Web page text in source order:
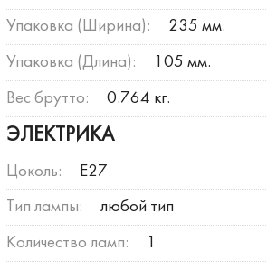
Упаковка (Ширина): 235 мм.
Упаковка (Длина): 105 мм.
Вес брутто: 0.764 кг.
ЭЛЕКТРИКА
Цоколь: E27
Тип лампы: любой тип
Количество ламп: 1